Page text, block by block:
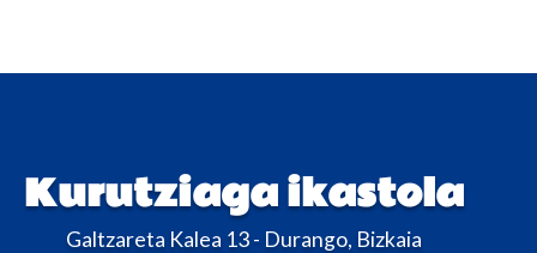
Kurutziaga ikastola
Galtzareta Kalea 13 - Durango, Bizkaia